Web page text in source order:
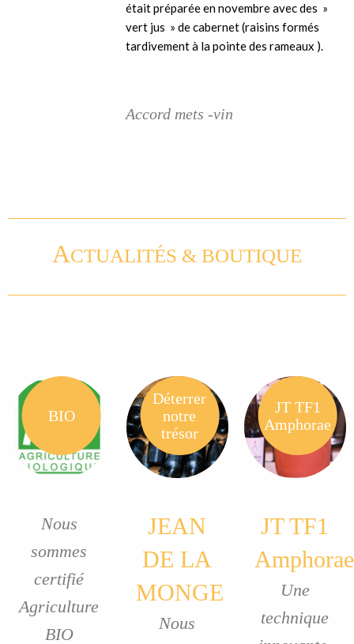
était préparée en novembre avec des »
vert jus » de cabernet (raisins formés
tardivement à la pointe des rameaux ).
Accord mets -vin
ACTUALITÉS & BOUTIQUE
BIO
Nous
sommes
certifié
Agriculture
BIO
Déterrer
notre
trésor
JEAN
DE LA
MONGE
Nous
JT TF1
Amphorae
JT TF1
Amphorae
Une
technique